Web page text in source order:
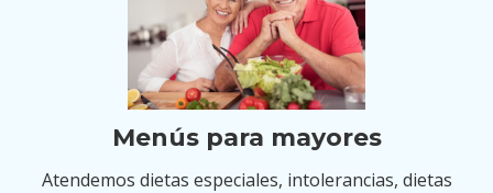
Menús para mayores
Atendemos dietas especiales, intolerancias, dietas